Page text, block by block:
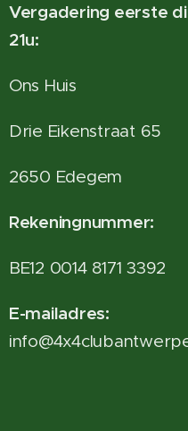
Vergadering eerste
21u:
Ons Huis
Drie Eikenstraat 65
2650 Edegem
Rekeningnummer:
BE12 0014 8171 3392
E-mailadres: